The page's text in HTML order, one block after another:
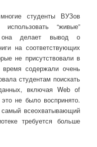
студенты ВУЗов
“живые”
она делает вывод о
на соответствующих
не присутствовали в
содержали очень
студентам поискать
включая Web of
не было воспринято.
всеохватывающий
требуется больше